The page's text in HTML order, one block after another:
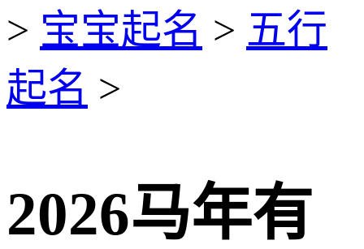
> 宝宝起名 > 五行
起名 >
2026马年有